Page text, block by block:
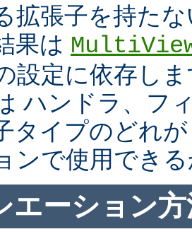
拡張子を持た
果は
設定に依存し
ハンドラ、フ
タイプのどれ
ンで使用でき
エーション方